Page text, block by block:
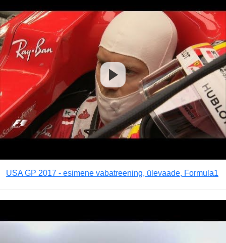
USA GP 2017 - esimene vabatreening, ülevaade, Formula1